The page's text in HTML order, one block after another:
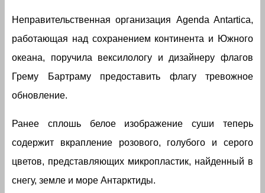
Неправительственная организация Agenda Antartica,
работающая над сохранением континента и Южного
океана, поручила вексилологу и дизайнеру флагов
Грему Бартраму предоставить флагу тревожное
обновление.
Ранее сплошь белое изображение суши теперь
содержит вкрапление розового, голубого и серого
цветов, представляющих микропластик, найденный в
снегу, земле и море Антарктиды.